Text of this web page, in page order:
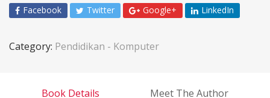
Facebook Twitter Google+ LinkedIn
Category: Pendidikan - Komputer
Book Details Meet The Author